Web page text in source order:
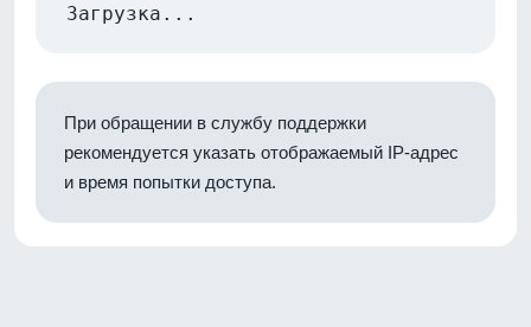
Загрузка...
При обращении в службу поддержки
рекомендуется указать отображаемый IP-адрес
и время попытки доступа.